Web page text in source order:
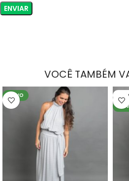
VOCÊ TAMBÉM
NOVO